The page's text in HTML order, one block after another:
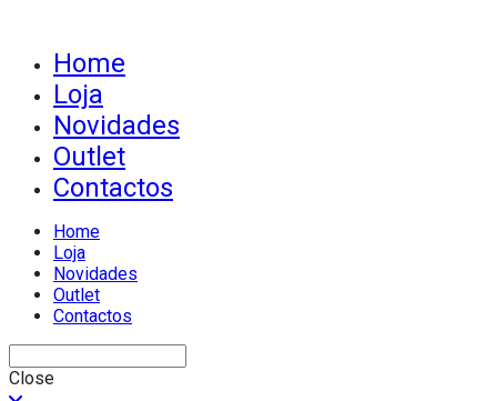
Home
Loja
Novidades
Outlet
Contactos
Home
Loja
Novidades
Outlet
Contactos
Close